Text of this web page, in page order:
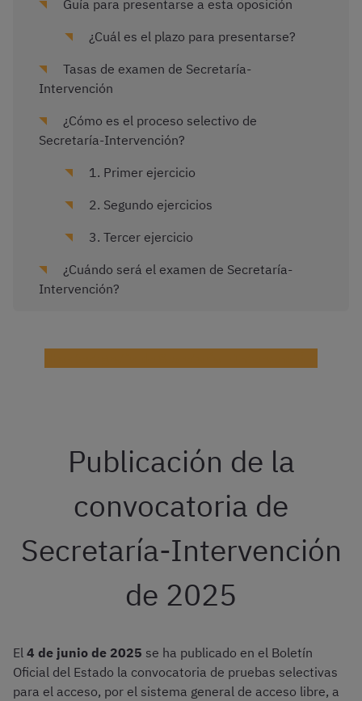
Guía para presentarse a esta oposición
¿Cuál es el plazo para presentarse?
Tasas de examen de Secretaría-
Intervención
¿Cómo es el proceso selectivo de
Secretaría-Intervención?
1. Primer ejercicio
2. Segundo ejercicios
3. Tercer ejercicio
¿Cuándo será el examen de Secretaría-
Intervención?
Publicación de la
convocatoria de
Secretaría-Intervención
de 2025
El 4 de junio de 2025 se ha publicado en el Boletín
Oficial del Estado la convocatoria de pruebas selectivas
para el acceso, por el sistema general de acceso libre, a